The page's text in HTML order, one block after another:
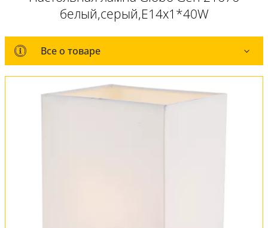
белый,серый,E14x1*40W
Все о товаре
Все о товаре